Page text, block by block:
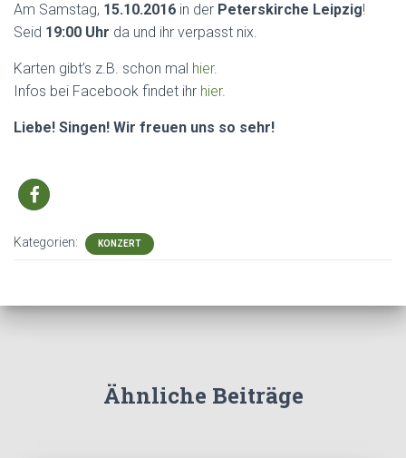
Am Samstag, 15.10.2016 in der Peterskirche Leipzig!
Seid 19:00 Uhr da und ihr verpasst nix.
Karten gibt’s z.B. schon mal hier.
Infos bei Facebook findet ihr hier.
Liebe! Singen! Wir freuen uns so sehr!
Kategorien: KONZERT
Ähnliche Beiträge